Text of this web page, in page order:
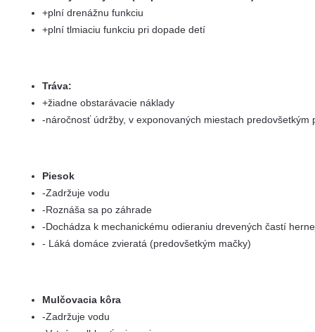
+plní drenážnu funkciu
+plní tlmiaciu funkciu pri dopade detí
Tráva:
+žiadne obstarávacie náklady
-náročnosť údržby, v exponovaných miestach
Piesok
-Zadržuje vodu
-Roznáša sa po záhrade
-Dochádza k mechanickému odieraniu drevených častí
- Láká domáce zvieratá (predovšetkým mačky)
Mulčovacia kôra
-Zadržuje vodu